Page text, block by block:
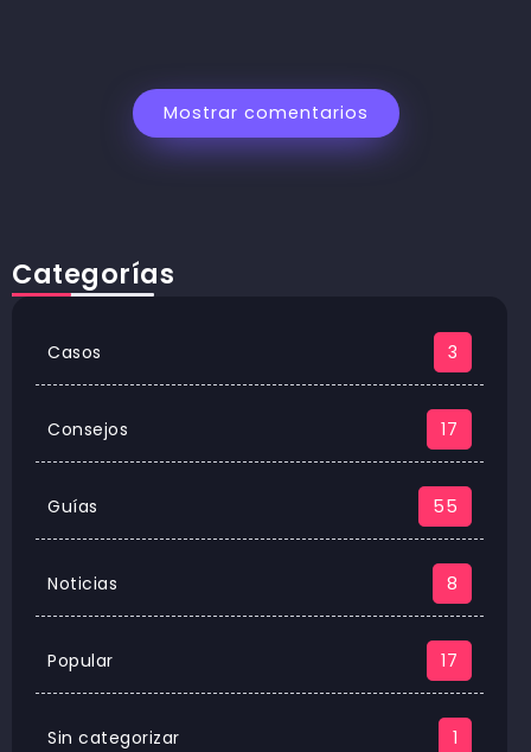
Mostrar comentarios
Categorías
Casos 3
Consejos 17
Guías 55
Noticias 8
Popular 17
Sin categorizar 1